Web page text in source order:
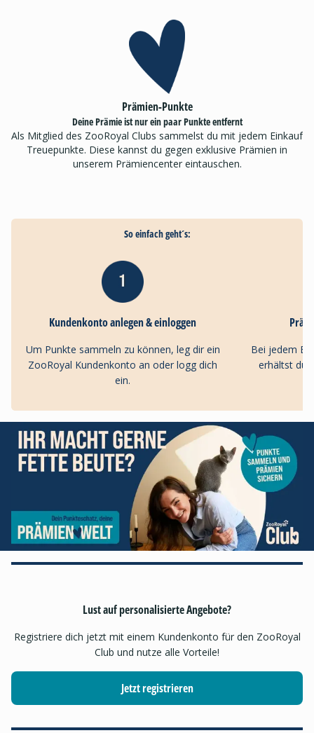
Prämien-Punkte
Deine Prämie ist nur ein paar Punkte entfernt
Als Mitglied des ZooRoyal Clubs sammelst du mit jedem Einkauf
Treuepunkte. Diese kannst du gegen exklusive Prämien in
unserem Prämiencenter eintauschen.
So einfach geht´s:
Kundenkonto anlegen & einloggen
Um Punkte sammeln zu können, leg dir ein
ZooRoyal Kundenkonto an oder logg dich
ein.
Bei jedem
erhältst du
Lust auf personalisierte Angebote?
Registriere dich jetzt mit einem Kundenkonto für den ZooRoyal
Club und nutze alle Vorteile!
Jetzt registrieren